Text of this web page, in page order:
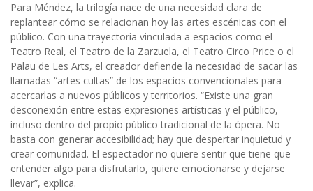
Para Méndez, la trilogía nace de una necesidad clara de
replantear cómo se relacionan hoy las artes escénicas con el
público. Con una trayectoria vinculada a espacios como el
Teatro Real, el Teatro de la Zarzuela, el Teatro Circo Price o el
Palau de Les Arts, el creador defiende la necesidad de sacar las
llamadas “artes cultas” de los espacios convencionales para
acercarlas a nuevos públicos y territorios. “Existe una gran
desconexión entre estas expresiones artísticas y el público,
incluso dentro del propio público tradicional de la ópera. No
basta con generar accesibilidad; hay que despertar inquietud y
crear comunidad. El espectador no quiere sentir que tiene que
entender algo para disfrutarlo, quiere emocionarse y dejarse
llevar”, explica.